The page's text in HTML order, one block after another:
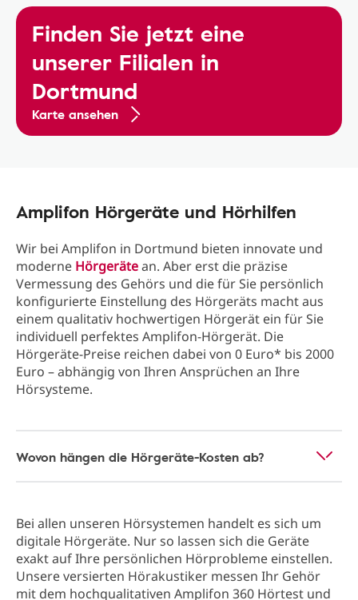
Finden Sie jetzt eine
unserer Filialen in
Dortmund
Karte ansehen
Amplifon Hörgeräte und Hörhilfen
Wir bei Amplifon in Dortmund bieten innovate und
moderne Hörgerätean. Aber erst die präzise
Vermessung des Gehörs und die für Sie persönlich
konfigurierte Einstellung des Hörgeräts macht aus
einem qualitativ hochwertigen Hörgerät ein für Sie
individuell perfektes Amplifon-Hörgerät. Die
Hörgeräte-Preise reichen dabei von 0 Euro* bis 2000
Euro – abhängig von Ihren Ansprüchen an Ihre
Hörsysteme.
Wovon hängen die Hörgeräte-Kosten ab?
Bei allen unseren Hörsystemen handelt es sich um
digitale Hörgeräte. Nur so lassen sich die Geräte
exakt auf Ihre persönlichen Hörprobleme einstellen.
Unsere versierten Hörakustiker messen Ihr Gehör
mit dem hochqualitativen Amplifon 360 Hörtest und